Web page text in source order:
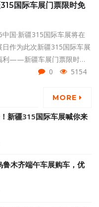
国际车展门票限时免
国·新疆315国际车展将在
作为此次新疆315国际车展
利——新疆车展门票限时免
0 5154
MORE
新疆315国际车展喊你来
木齐端午车展购车，优